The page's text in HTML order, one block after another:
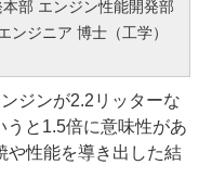
部 エンジン性能開発部
ンジニア 博士（工学）
ジンが2.2リッターな
と1.5倍に意味性があ
や性能を導き出した結